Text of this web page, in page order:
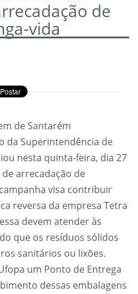
de
vida
de Santarém
da Superintendência de
nesta quinta-feira, dia 27
arrecadação de
visa contribuir
reversa da empresa Tetra
devem atender às
que os resíduos sólidos
sanitários ou lixões.
um Ponto de Entrega
dessas embalagens